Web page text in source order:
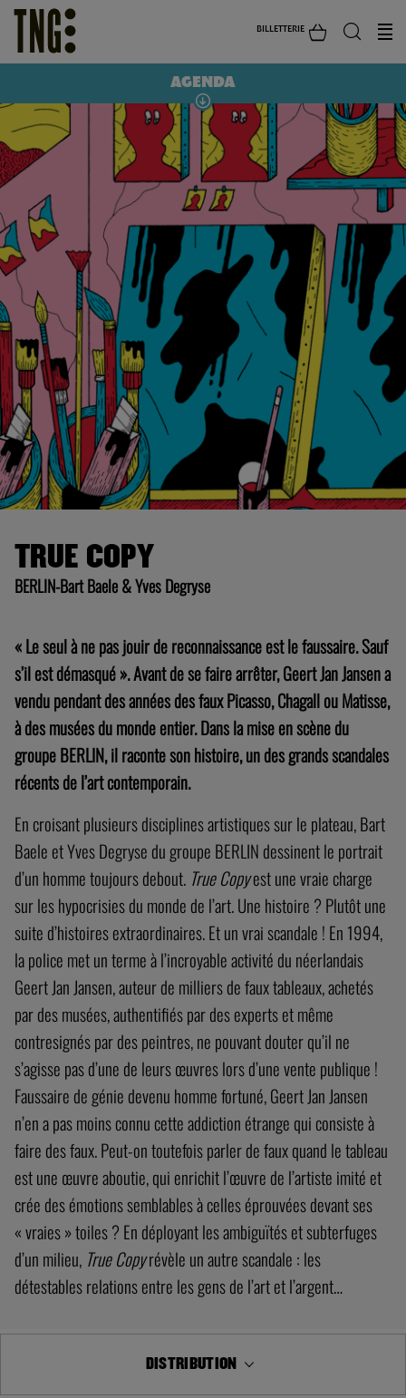
BILLETTERIE
AGENDA
TRUE COPY
BERLIN-Bart Baele & Yves Degryse
« Le seul à ne pas jouir de reconnaissance est le faussaire. Sauf
s’il est démasqué ». Avant de se faire arrêter, Geert Jan Jansen a
vendu pendant des années des faux Picasso, Chagall ou Matisse,
à des musées du monde entier. Dans la mise en scène du
groupe BERLIN, il raconte son histoire, un des grands scandales
récents de l’art contemporain.
En croisant plusieurs disciplines artistiques sur le plateau, Bart
Baele et Yves Degryse du groupe BERLIN dessinent le portrait
d’un homme toujours debout. True Copyest une vraie charge
sur les hypocrisies du monde de l’art. Une histoire ? Plutôt une
suite d’histoires extraordinaires. Et un vrai scandale ! En 1994,
la police met un terme à l’incroyable activité du néerlandais
Geert Jan Jansen, auteur de milliers de faux tableaux, achetés
par des musées, authentifiés par des experts et même
contresignés par des peintres, ne pouvant douter qu’il ne
s’agisse pas d’une de leurs œuvres lors d’une vente publique !
Faussaire de génie devenu homme fortuné, Geert Jan Jansen
n’en a pas moins connu cette addiction étrange qui consiste à
faire des faux. Peut-on toutefois parler de faux quand le tableau
est une œuvre aboutie, qui enrichit l’œuvre de l’artiste imité et
crée des émotions semblables à celles éprouvées devant ses
« vraies » toiles ? En déployant les ambiguïtés et subterfuges
d’un milieu, True Copyrévèle un autre scandale : les
détestables relations entre les gens de l’art et l’argent…
DISTRIBUTION